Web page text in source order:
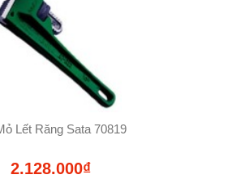
Lết Răng Sata 70819
2.128.000₫